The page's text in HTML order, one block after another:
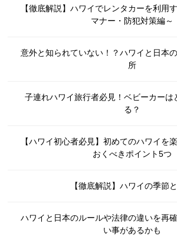
【徹底解説】ハワイでレンタカーを利用
マナー・防犯対策編～
意外と知られていない！？ハワイと日本
所
子連れハワイ旅行者必見！ベビーカーは
る？
【ハワイ初心者必見】初めてのハワイを
おくべきポイント5つ
【徹底解説】ハワイの季節
ハワイと日本のルールや法律の違いを再
い事があるかも